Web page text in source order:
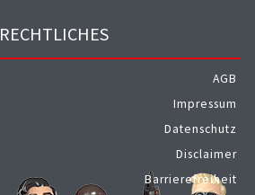
RECHTLICHES
AGB
Impressum
Datenschutz
Disclaimer
Barrierefreiheit